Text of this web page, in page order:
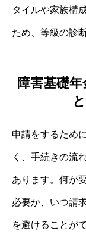
タイルや家族構
ため、等級の診
障害基礎
申請をするため
く、手続きの流
あります。何が
必要か、いつ請
を避けることが